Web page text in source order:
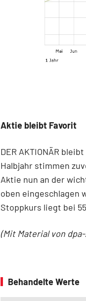
Aktie bleibt Favorit
DER AKTIONÄR
Halbjahr stimmen
Aktie nun an der
oben eingeschlagen
Stoppkurs liegt bei
(Mit Material von dpa-
Behandelte Werte